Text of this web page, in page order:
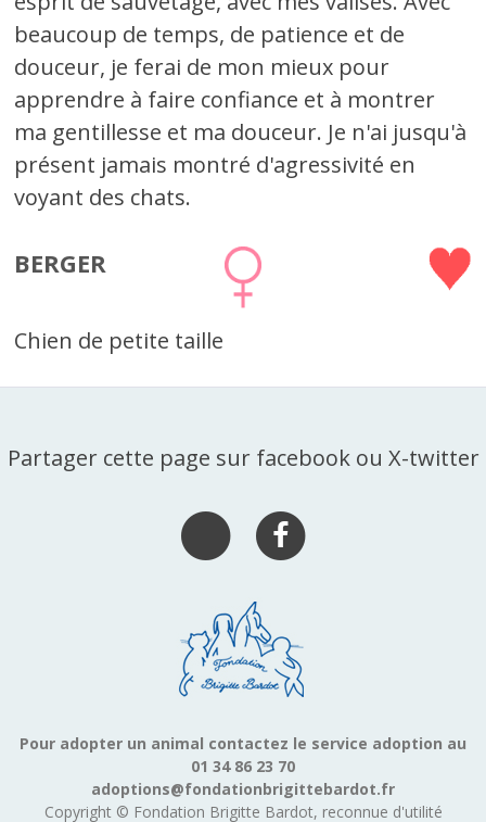
beaucoup de temps, de patience et de
douceur, je ferai de mon mieux pour
apprendre à faire confiance et à montrer
ma gentillesse et ma douceur. Je n'ai jusqu'à
présent jamais montré d'agressivité en
voyant des chats.
BERGER
Chien de petite taille
Partager cette page sur facebook ou X-twitter
Pour adopter un animal contactez le service adoption au
01 34 86 23 70
adoptions@fondationbrigittebardot.fr
Copyright © Fondation Brigitte Bardot, reconnue d'utilité